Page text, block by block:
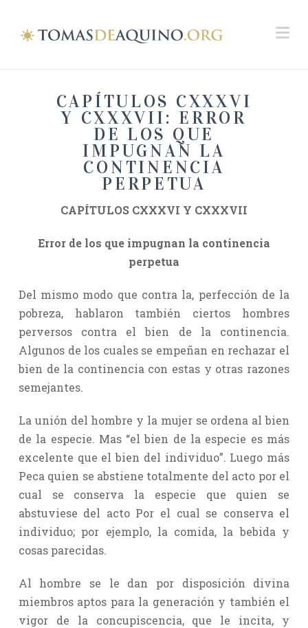
CAPÍTULOS CXXXVI
Y CXXXVII: ERROR
DE LOS QUE
IMPUGNAN LA
CONTINENCIA
PERPETUA
CAPÍTULOS CXXXVI Y CXXXVII
Error de los que impugnan la continencia
perpetua
Del mismo modo que contra la, perfección de la
pobreza, hablaron también ciertos hombres
perversos contra el bien de la continencia.
Algunos de los cuales se empeñan en rechazar el
bien de la continencia con estas y otras razones
semejantes.
La unión del hombre y la mujer se ordena al bien
de la especie. Mas “el bien de la especie es más
excelente que el bien del individuo”. Luego más
Peca quien se abstiene totalmente del acto por el
cual se conserva la especie que quien se
abstuviese del acto Por el cual se conserva el
individuo; por ejemplo, la comida, la bebida y
cosas parecidas.
Al hombre se le dan por disposición divina
miembros aptos para la generación y también el
vigor de la concupiscencia, que le incita, y